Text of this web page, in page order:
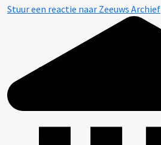
Stuur een reactie naar Zeeuws Archief